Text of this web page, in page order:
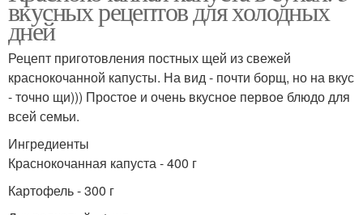
вкусных рецептов для холодных
дней
Рецепт приготовления постных щей из свежей
краснокочанной капусты. На вид - почти борщ, но на вкус
- точно щи))) Простое и очень вкусное первое блюдо для
всей семьи.
Ингредиенты
Краснокочанная капуста - 400 г
Картофель - 300 г